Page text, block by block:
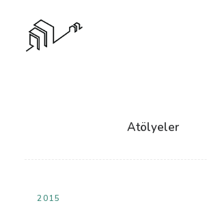
Atölyeler
2015